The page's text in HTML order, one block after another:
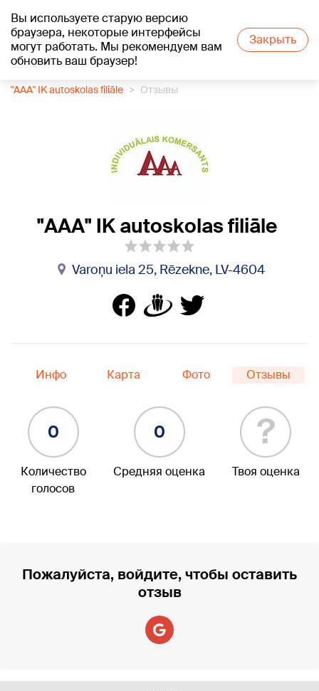
Вы используете старую версию
браузера, некоторые интерфейсы
могут работать. Мы рекомендуем вам
обновить ваш браузер!
Закрыть
+23°C
"AAA" IK autoskolas filiāle
Отзывы
"AAA" IK autoskolas filiāle
Varoņu iela 25, Rēzekne, LV-4604
Инфо Карта Фото Отзывы
0
Количество
голосов
0
Средняя оценка
?
Твоя оценка
Пожалуйста, войдите, чтобы оставить
отзыв